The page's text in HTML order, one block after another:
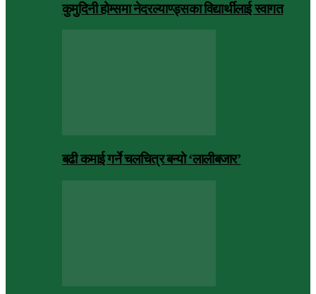
कुमुदिनी होम्समा नेदरल्याण्ड्सका विद्यार्थीलाई स्वागत
बढी कमाई गर्ने चलचित्र बन्यो ‘लालीबजार’